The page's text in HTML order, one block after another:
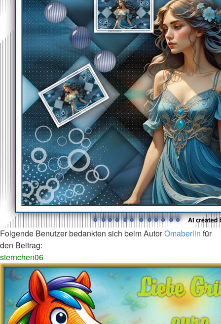
Folgende Benutzer bedankten sich beim AutorOmaberlin für
den Beitrag:
sternchen06